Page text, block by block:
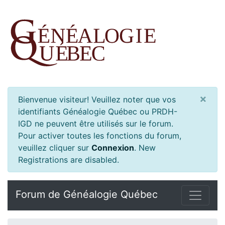
Bienvenue visiteur! Veuillez noter que vos
identifiants Généalogie Québec ou PRDH-
IGD ne peuvent être utilisés sur le forum.
Pour activer toutes les fonctions du forum,
veuillez cliquer sur Connexion. New
Registrations are disabled.
×
Forum de Généalogie Québec